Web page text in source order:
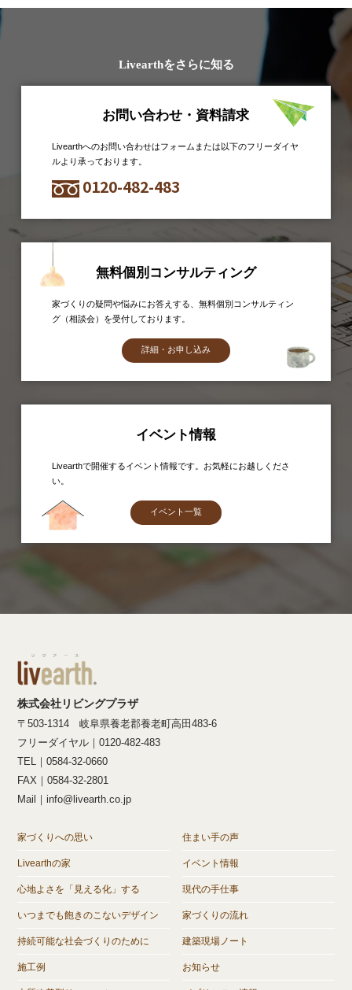
Livearthをさらに知る
お問い合わせ・資料請求
Livearthへのお問い合わせはフォームまたは以下のフリーダイヤ
ルより承っております。
0120-482-483
無料個別コンサルティング
家づくりの疑問や悩みにお答えする、無料個別コンサルティン
グ（相談会）を受付しております。
詳細・お申し込み
イベント情報
Livearthで開催するイベント情報です。お気軽にお越しくださ
い。
イベント一覧
株式会社リビングプラザ
〒503-1314 岐阜県養老郡養老町高田483-6
フリーダイヤル｜0120-482-483
TEL｜0584-32-0660
FAX｜0584-32-2801
Mail｜info@livearth.co.jp
家づくりへの思い
Livearthの家
心地よさを「見える化」する
いつまでも飽きのこないデザイン
持続可能な社会づくりのために
施工例
住まい手の声
イベント情報
現代の手仕事
家づくりの流れ
建築現場ノート
お知らせ